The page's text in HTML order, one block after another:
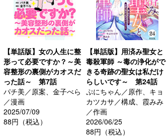
【単話版】女の人生に整
形って必要ですか？～美
容整形の裏側がカオスだ
った話～ 第7話
パチ美／原案、金子べら
／漫画
2025/07/09
88円（税込）
【単話版】用済み聖女と
毒殺軍師 ～毒の浄化がで
きる奇跡の聖女は私だけ
らしいです～ 第24話
ぷにちゃん／原作、キョ
カツカサ／構成、霞みみ
／作画
2026/06/25
88円（税込）